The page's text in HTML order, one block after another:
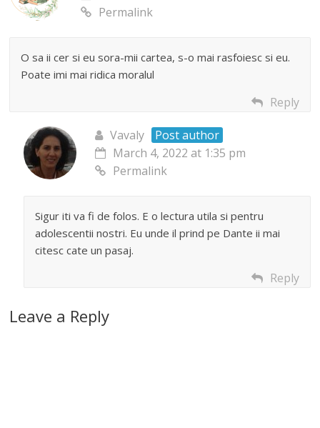
Permalink
O sa ii cer si eu sora-mii cartea, s-o mai rasfoiesc si eu.
Poate imi mai ridica moralul
Reply
Vavaly
Post author
March 4, 2022 at 1:35 pm
Permalink
Sigur iti va fi de folos. E o lectura utila si pentru
adolescentii nostri. Eu unde il prind pe Dante ii mai
citesc cate un pasaj.
Reply
Leave a Reply